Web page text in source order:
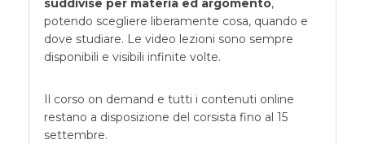
suddivise per materia ed argomento,
potendo scegliere liberamente cosa, quando e
dove studiare. Le video lezioni sono sempre
disponibili e visibili infinite volte.
Il corso on demand e tutti i contenuti online
restano a disposizione del corsista fino al 15
settembre.